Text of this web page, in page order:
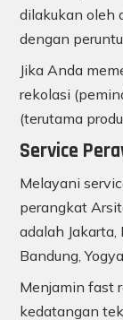
dilakukan oleh
dengan
Jika Anda
rekolasi
(terutama
Service
Melayani
perangkat
adalah Jakarta,
Bandung,
Menjamin fast
kedatangan